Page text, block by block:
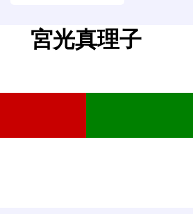
宮光真理子